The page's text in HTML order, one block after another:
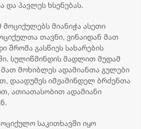
და პავლეს ხსენებას.
მოციქულებს მიანიჭა ასეთი
თავნი, ვინაიდან მათ
შრომა გასწიეს სახარების
სულიწმინდის მადლით მუდამ
მათ მოხიბლეს ადამიანთა გულები
დაადუმეს იმჟამინდელ ბრძენთა
ათიათასობით ადამიანი
საკითხავში იყო